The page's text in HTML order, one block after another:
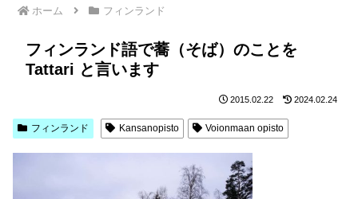
ホーム フィンランド
フィンランド語で蕎（そば）のことを
Tattari と言います
2015.02.22 2024.02.24
フィンランド Kansanopisto Voionmaan opisto